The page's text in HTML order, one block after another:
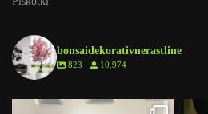
bonsaidekorativnerastline
823 10.974